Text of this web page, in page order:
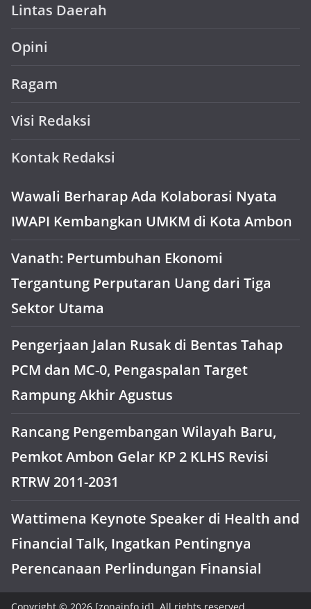
Lintas Daerah
Opini
Ragam
Visi Redaksi
Kontak Redaksi
Wawali Berharap Ada Kolaborasi Nyata
IWAPI Kembangkan UMKM di Kota Ambon
Vanath: Pertumbuhan Ekonomi
Tergantung Perputaran Uang dari Tiga
Sektor Utama
Pengerjaan Jalan Rusak di Bentas Tahap
PCM dan MC-0, Pengaspalan Target
Rampung Akhir Agustus
Rancang Pengembangan Wilayah Baru,
Pemkot Ambon Gelar KP 2 KLHS Revisi
RTRW 2011-2031
Wattimena Keynote Speaker di Health and
Financial Talk, Ingatkan Pentingnya
Perencanaan Perlindungan Finansial